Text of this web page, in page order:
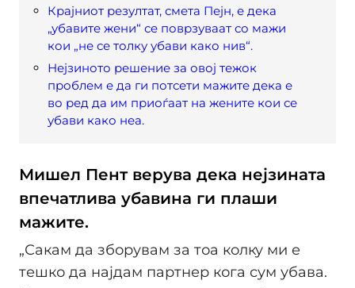
Крајниот резултат, смета Пејн, е дека
„убавите жени“ се поврзуваат со мажи
кои „не се толку убави како нив“.
Нејзиното решение за овој тежок
проблем е да ги потсети мажите дека е
во ред да им приоѓаат на жените кои се
убави како неа.
Мишел Пент верува дека нејзината
впечатлива убавина ги плаши
мажите.
„Сакам да зборувам за тоа колку ми е
тешко да најдам партнер кога сум убава.